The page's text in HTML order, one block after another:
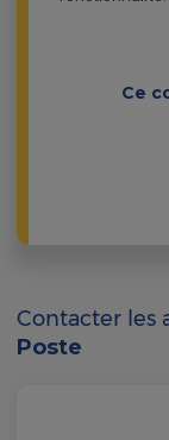
Ce
Contacter les
Poste